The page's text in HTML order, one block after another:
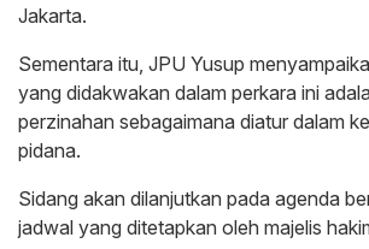
Jakarta.
Sementara itu, JPU Yusup
yang didakwakan dalam perkara ini
perzinahan sebagaimana diatur dalam
pidana.
Sidang akan dilanjutkan pada agenda
jadwal yang ditetapkan oleh majelis